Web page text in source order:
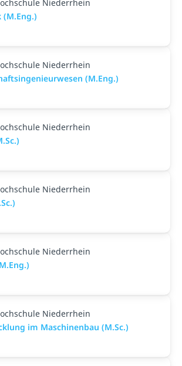
Niederrhein
Niederrhein
(M.Eng.)
Niederrhein
Niederrhein
Niederrhein
Niederrhein
im Maschinenbau (M.Sc.)